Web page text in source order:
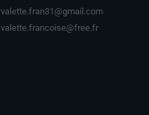
valette.fran31@gmail.com
valette.francoise@free.fr